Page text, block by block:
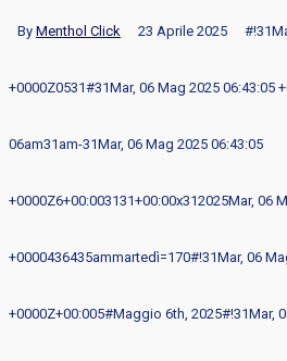
By Menthol Click 23 Aprile 2025
+0000Z0531#31Mar, 06 Mag 2025 06:43:05
06am31am-31Mar, 06 Mag 2025 06:43:05
+0000Z6+00:003131+00:00x312025Mar, 06
+0000436435ammartedì=170#!31Mar, 06
+0000Z+00:005#Maggio 6th, 2025#!31Mar,